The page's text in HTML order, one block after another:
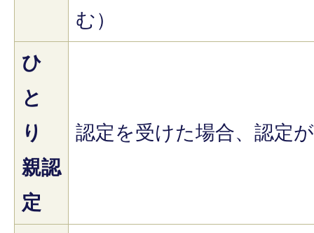
む）
ひ
と
り
親認
定
認定を受けた場合、認定